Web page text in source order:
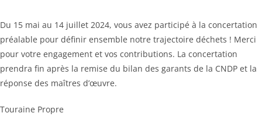
Du 15 mai au 14 juillet 2024, vous avez participé à la concertation
préalable pour définir ensemble notre trajectoire déchets ! Merci
pour votre engagement et vos contributions. La concertation
prendra fin après la remise du bilan des garants de la CNDP et la
réponse des maîtres d’œuvre.
Touraine Propre